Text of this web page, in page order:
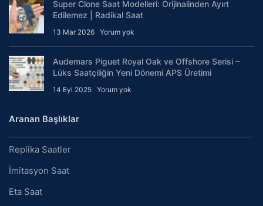
Super Clone Saat Modelleri: Orijinalinden Ayırt
Edilemez | Radikal Saat
13 Mar 2026 Yorum yok
Audemars Piguet Royal Oak ve Offshore Serisi –
Lüks Saatçiliğin Yeni Dönemi APS Üretimi
14 Eyl 2025 Yorum yok
Aranan Başlıklar
Replika Saatler
İmitasyon Saat
Eta Saat